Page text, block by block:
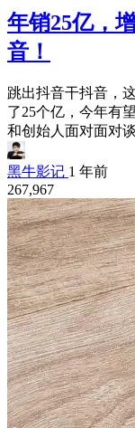
年销25亿，
音！
跳出抖音干抖音，
了25个亿，今年有
和创始人面对面对
黑牛影记 1 年前
267,967